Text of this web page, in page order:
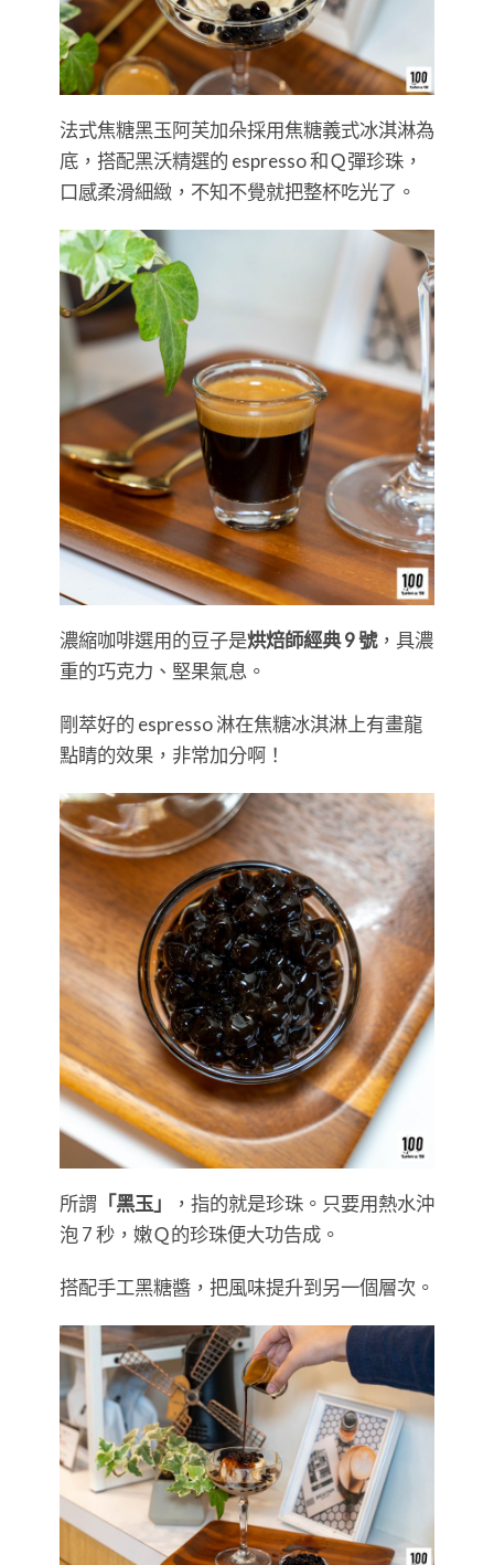
法式焦糖黑玉阿芙加朵採用焦糖義式冰淇淋為
底，搭配黑沃精選的 espresso 和Ｑ彈珍珠，
口感柔滑細緻，不知不覺就把整杯吃光了。
濃縮咖啡選用的豆子是烘焙師經典 9 號，具濃
重的巧克力、堅果氣息。
剛萃好的 espresso 淋在焦糖冰淇淋上有畫龍
點睛的效果，非常加分啊！
所謂 「黑玉」
，指的就是珍珠。只要用熱水沖
泡 7 秒，嫩Ｑ的珍珠便大功告成。
搭配手工黑糖醬，把風味提升到另一個層次。